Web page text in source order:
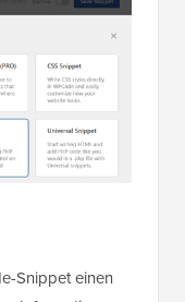
Snippet einen